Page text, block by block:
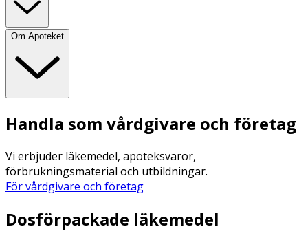
Om Apoteket
Handla som vårdgivare och företag
Vi erbjuder läkemedel, apoteksvaror,
förbrukningsmaterial och utbildningar.
För vårdgivare och företag
Dosförpackade läkemedel